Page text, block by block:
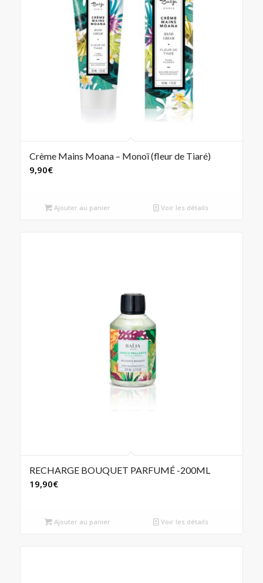
Crème Mains Moana – Monoï (fleur de Tiaré)
9,90€
Ajouter au panier Voir les détails
RECHARGE BOUQUET PARFUMÉ -200ML
19,90€
Ajouter au panier Voir les détails